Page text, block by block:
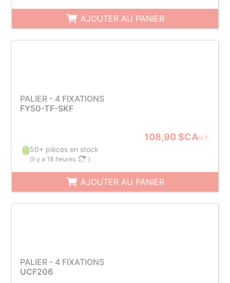
AJOUTER AU PANIER
PALIER - 4 FIXATIONS
FY50-TF-SKF
108,90 $CAH.T.
50+ pièces en stock
(il y a 18 heures )
AJOUTER AU PANIER
PALIER - 4 FIXATIONS
UCF206